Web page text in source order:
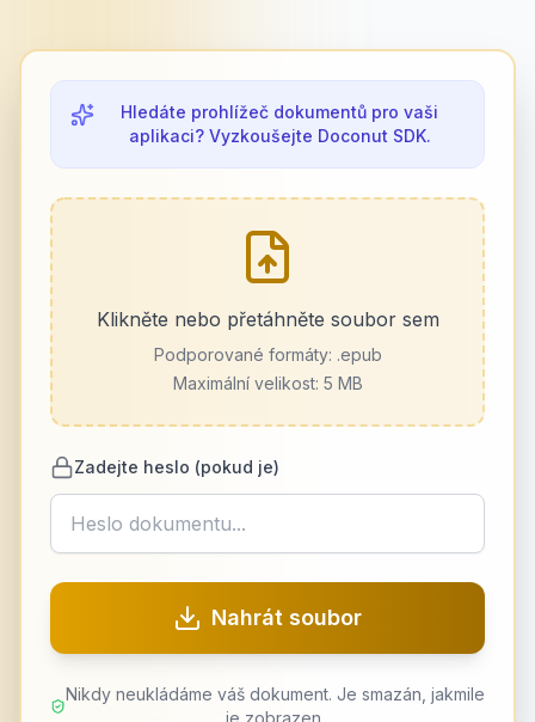
Hledáte prohlížeč dokumentů pro vaši
aplikaci? Vyzkoušejte Doconut SDK.
Klikněte nebo přetáhněte soubor sem
Podporované formáty: .epub
Maximální velikost: 5 MB
Zadejte heslo (pokud je)
Nahrát soubor
Nikdy neukládáme váš dokument. Je smazán, jakmile
je zobrazen.